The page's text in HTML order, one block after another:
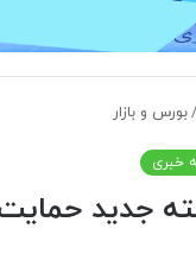
/بورس و بازار
خبری
جدید حمایت